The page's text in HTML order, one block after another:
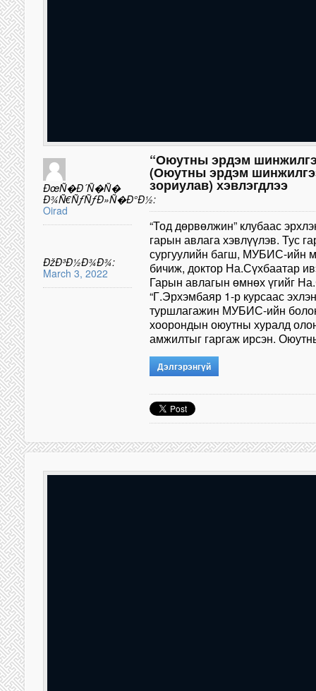
ÐœÑ�Ð´Ñ�Ñ�
Ð¾Ñ€ÑƒÑƒÐ»Ñ�Ð°Ð½:
Oirad
ÐžÐ³Ð½Ð¾Ð¾:
March 3, 2022
“Оюутны эрдэм
(Оюутны эрдэм
зориулав) хэвлэгдлээ
“Тод дөрвөлжин” клубаас
гарын авлага хэвлүүлэв. Тус
сургуулийн багш, МУБИС-ийн
бичиж, доктор На.Сүхбаатар
Гарын авлагын өмнөх үгийг
“Г.Эрхэмбаяр 1-р курсаас
туршлагажин МУБИС-ийн
хоорондын оюутны хуралд
амжилтыг гаргаж ирсэн.
Дэлгэрэнгүй